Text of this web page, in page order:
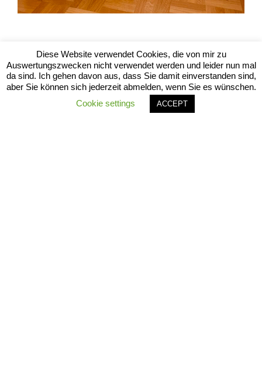
Diese Website verwendet Cookies, die von mir zu
Auswertungszwecken nicht verwendet werden und leider nun mal
da sind. Ich gehen davon aus, dass Sie damit einverstanden sind,
aber Sie können sich jederzeit abmelden, wenn Sie es wünschen.
Cookie settings
ACCEPT